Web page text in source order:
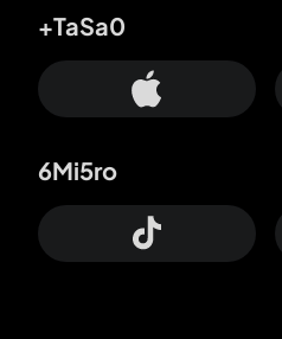
+TaSa0
6Mi5ro